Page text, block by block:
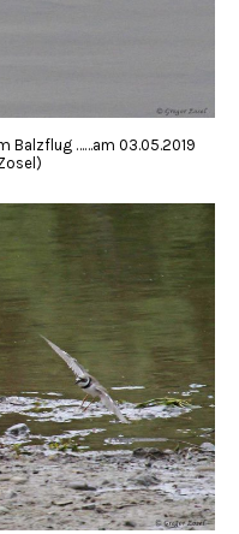
Balzflug ……am 03.05.2019